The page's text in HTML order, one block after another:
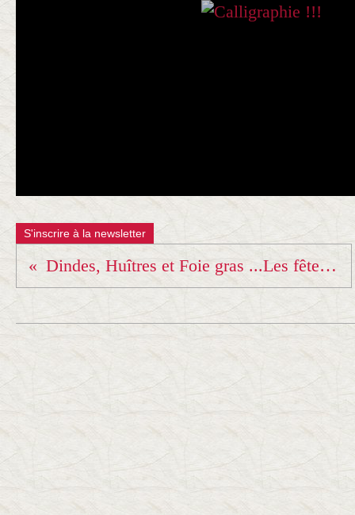
S'inscrire à la newsletter
Dindes, Huîtres et Foie gras ...Les fêtes de fin d'année arrivent